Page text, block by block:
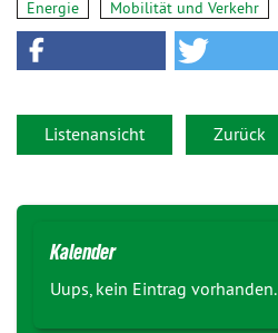
Energie Mobilität und Verkehr
Listenansicht Zurück
Kalender
Uups, kein Eintrag vorhanden.